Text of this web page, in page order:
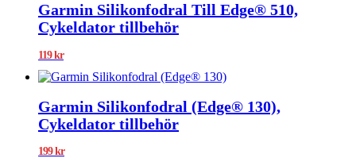
Garmin Silikonfodral Till Edge® 510,
Cykeldator tillbehör
119kr
Garmin Silikonfodral (Edge® 130),
Cykeldator tillbehör
199kr